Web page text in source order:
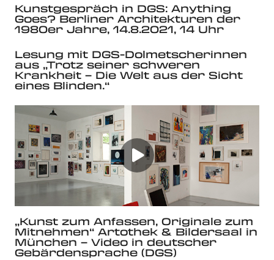
Kunstgespräch in DGS: Anything
Goes? Berliner Architekturen der
1980er Jahre, 14.8.2021, 14 Uhr
Lesung mit DGS-Dolmetscherinnen
aus „Trotz seiner schweren
Krankheit – Die Welt aus der Sicht
eines Blinden.“
„Kunst zum Anfassen, Originale zum
Mitnehmen“ Artothek & Bildersaal in
München – Video in deutscher
Gebärdensprache (DGS)